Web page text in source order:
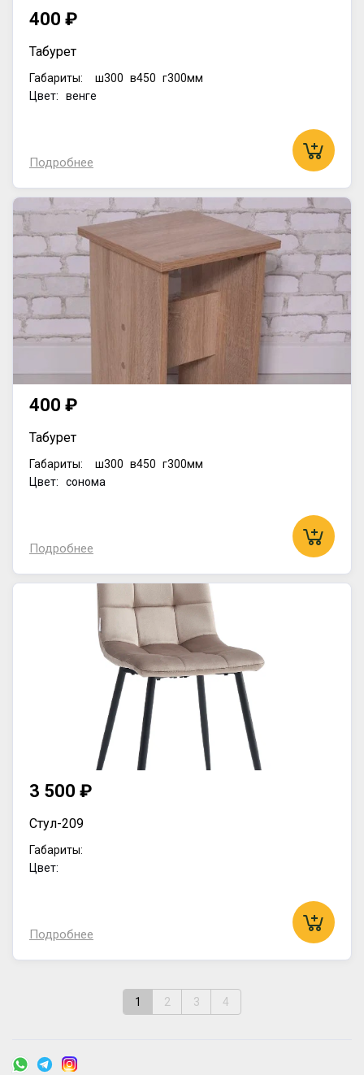
400 ₽
Табурет
Габариты: ш300 в450 г300мм
Цвет: венге
Подробнее
400 ₽
Табурет
Габариты: ш300 в450 г300мм
Цвет: сонома
Подробнее
3 500 ₽
Стул-209
Габариты:
Цвет:
Подробнее
1 2 3 4